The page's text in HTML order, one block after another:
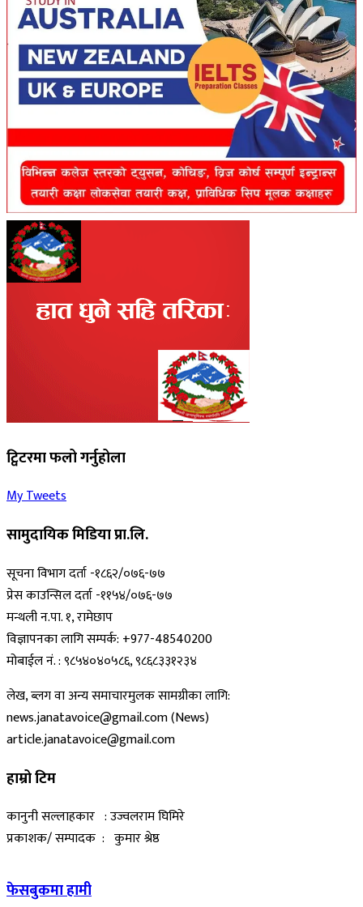
ट्विटरमा फलो गर्नुहोला
My Tweets
सामुदायिक मिडिया प्रा.लि.
सूचना विभाग दर्ता -१८६२/०७६-७७
प्रेस काउन्सिल दर्ता -११५४/०७६-७७
मन्थली न.पा. १, रामेछाप
विज्ञापनका लागि सम्पर्क: +977-48540200
मोबाईल नं. : ९८५४०४०५८६, ९८६८३३१२३४
लेख, ब्लग वा अन्य समाचारमुलक सामग्रीका लागि:
news.janatavoice@gmail.com (News)
article.janatavoice@gmail.com
हाम्रो टिम
कानुनी सल्लाहकार : उज्वलराम घिमिरे
प्रकाशक/ सम्पादक : कुमार श्रेष्ठ
फेसबुकमा हामी